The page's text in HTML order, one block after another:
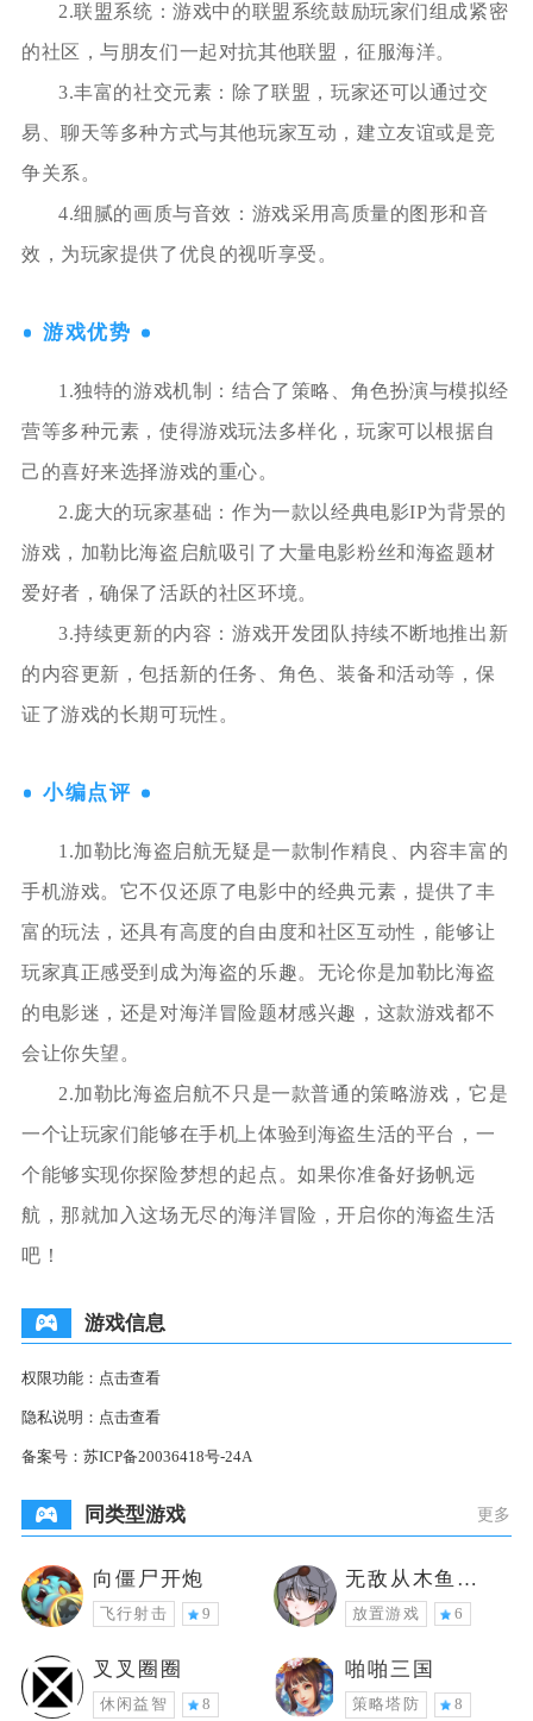
2.联盟系统：游戏中的联盟系统鼓励玩家们组成紧密
的社区，与朋友们一起对抗其他联盟，征服海洋。
3.丰富的社交元素：除了联盟，玩家还可以通过交
易、聊天等多种方式与其他玩家互动，建立友谊或是竞
争关系。
4.细腻的画质与音效：游戏采用高质量的图形和音
效，为玩家提供了优良的视听享受。
游戏优势
1.独特的游戏机制：结合了策略、角色扮演与模拟经
营等多种元素，使得游戏玩法多样化，玩家可以根据自
己的喜好来选择游戏的重心。
2.庞大的玩家基础：作为一款以经典电影IP为背景的
游戏，加勒比海盗启航吸引了大量电影粉丝和海盗题材
爱好者，确保了活跃的社区环境。
3.持续更新的内容：游戏开发团队持续不断地推出新
的内容更新，包括新的任务、角色、装备和活动等，保
证了游戏的长期可玩性。
小编点评
1.加勒比海盗启航无疑是一款制作精良、内容丰富的
手机游戏。它不仅还原了电影中的经典元素，提供了丰
富的玩法，还具有高度的自由度和社区互动性，能够让
玩家真正感受到成为海盗的乐趣。无论你是加勒比海盗
的电影迷，还是对海洋冒险题材感兴趣，这款游戏都不
会让你失望。
2.加勒比海盗启航不只是一款普通的策略游戏，它是
一个让玩家们能够在手机上体验到海盗生活的平台，一
个能够实现你探险梦想的起点。如果你准备好扬帆远
航，那就加入这场无尽的海洋冒险，开启你的海盗生活
吧！
游戏信息
权限功能： 点击查看
隐私说明： 点击查看
备案号： 苏ICP备20036418号-24A
同类型游戏 更多
向僵尸开炮
飞行射击 9
无敌从木鱼开
始
放置游戏 6
叉叉圈圈
休闲益智 8
啪啪三国
策略塔防 8